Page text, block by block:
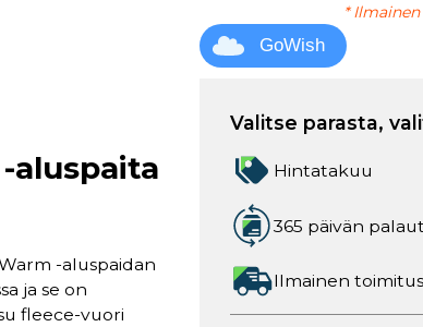
aluspaita
-aluspaidan
ja se on
fleece-vuori
*
GoWish
Valitse parasta,
Hintatakuu
365 päivän
Ilmainen